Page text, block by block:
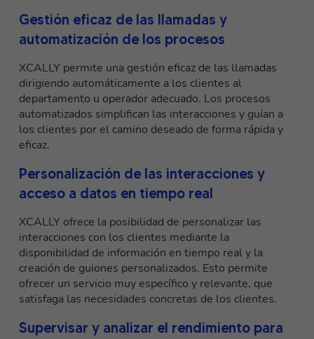
Gestión eficaz de las llamadas y
automatización de los procesos
XCALLY permite una gestión eficaz de las llamadas
dirigiendo automáticamente a los clientes al
departamento u operador adecuado. Los procesos
automatizados simplifican las interacciones y guían a
los clientes por el camino deseado de forma rápida y
eficaz.
Personalización de las interacciones y
acceso a datos en tiempo real
XCALLY ofrece la posibilidad de personalizar las
interacciones con los clientes mediante la
disponibilidad de información en tiempo real y la
creación de guiones personalizados. Esto permite
ofrecer un servicio muy específico y relevante, que
satisfaga las necesidades concretas de los clientes.
Supervisar y analizar el rendimiento para